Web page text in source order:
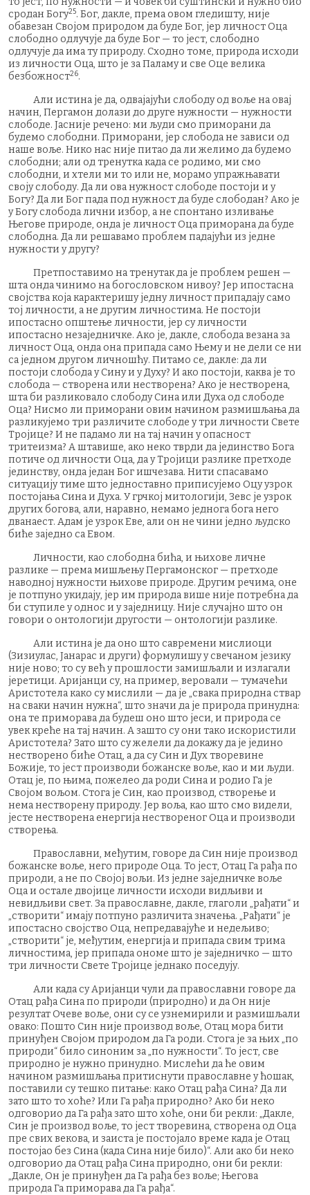
сродан Богу25. Бог, дакле, према овом гледишту, није
обавезан Својом природом да буде Бог, јер личност Оца
слободно одлучује да буде Бог — то јест, слободно
одлучује да има ту природу. Сходно томе, природа исходи
из личности Оца, што је за Паламу и све Оце велика
безбожност26.
Али истина је да, одвајајући слободу од воље на овај
начин, Пергамон долази до друге нужности — нужности
слободе. Јасније речено: ми људи смо приморани да
будемо слободни. Приморани, јер слобода не зависи од
наше воље. Нико нас није питао да ли желимо да будемо
слободни; али од тренутка када се родимо, ми смо
слободни, и хтели ми то или не, морамо упражњавати
своју слободу. Да ли ова нужност слободе постоји и у
Богу? Да ли Бог пада под нужност да буде слободан? Ако је
у Богу слобода лични избор, а не спонтано изливање
Његове природе, онда је личност Оца приморана да буде
слободна. Да ли решавамо проблем падајући из једне
нужности у другу?
Претпоставимо на тренутак да је проблем решен —
шта онда чинимо на богословском нивоу? Јер ипостасна
својства која карактеришу једну личност припадају само
тој личности, а не другим личностима. Не постоји
ипостасно општење личности, јер су личности
ипостасно незаједничке. Ако је, дакле, слобода везана за
личност Оца, онда она припада само Њему и не дели се ни
са једном другом личношћу. Питамо се, дакле: да ли
постоји слобода у Сину и у Духу? И ако постоји, каква је то
слобода — створена или нестворена? Ако је нестворена,
шта би разликовало слободу Сина или Духа од слободе
Оца? Нисмо ли приморани овим начином размишљања да
разликујемо три различите слободе у три личности Свете
Тројице? И не падамо ли на тај начин у опасност
тритеизма? А штавише, ако неко тврди да јединство Бога
потиче од личности Оца, да у Тројици разлике претходе
јединству, онда један Бог ишчезава. Нити спасавамо
ситуацију тиме што једноставно приписујемо Оцу узрок
постојања Сина и Духа. У грчкој митологији, Зевс је узрок
других богова, али, наравно, немамо једнога бога него
дванаест. Адам је узрок Еве, али он не чини једно људско
биће заједно са Евом.
Личности, као слободна бића, и њихове личне
разлике — према мишљењу Пергамонског — претходе
наводној нужности њихове природе. Другим речима, оне
је потпуно укидају, јер им природа више није потребна да
би ступиле у однос и у заједницу. Није случајно што он
говори о онтологији другости — онтологији разлике.
Али истина је да оно што савремени мислиоци
(Зизиулас, Јанарас и други) формулишу у свечаном језику
није ново; то су већ у прошлости замишљали и излагали
јеретици. Аријанци су, на пример, веровали — тумачећи
Аристотела како су мислили — да је „свака природна ствар
на сваки начин нужна“, што значи да је природа принудна:
она те приморава да будеш оно што јеси, и природа се
увек креће на тај начин. А зашто су они тако искористили
Аристотела? Зато што су желели да докажу да је једино
нестворено биће Отац, а да су Син и Дух творевине
Божије, то јест производи божанске воље, као и ми људи.
Отац је, по њима, пожелео да роди Сина и родио Га је
Својом вољом. Стога је Син, као производ, створење и
нема нестворену природу. Јер воља, као што смо видели,
јесте нестворена енергија нествореног Оца и производи
створења.
Православни, међутим, говоре да Син није производ
божанске воље, него природе Оца. То јест, Отац Га рађа по
природи, а не по Својој вољи. Из једне заједничке воље
Оца и остале двојице личности исходи видљиви и
невидљиви свет. За православне, дакле, глаголи „рађати“ и
„створити“ имају потпуно различита значења. „Рађати“ је
ипостасно својство Оца, непредавајуће и недељиво;
„створити“ је, међутим, енергија и припада свим трима
личностима, јер припада ономе што је заједничко — што
три личности Свете Тројице једнако поседују.
Али када су Аријанци чули да православни говоре да
Отац рађа Сина по природи (природно) и да Он није
резултат Очеве воље, они су се узнемирили и размишљали
овако: Пошто Син није производ воље, Отац мора бити
принуђен Својом природом да Га роди. Стога је за њих „по
природи“ било синоним за „по нужности“. То јест, све
природно је нужно принудно. Мислећи да ће овим
начином размишљања притиснути православне у ћошак,
поставили су тешко питање: како Отац рађа Сина? Да ли
зато што то хоће? Или Га рађа природно? Ако би неко
одговорио да Га рађа зато што хоће, они би рекли: „Дакле,
Син је производ воље, то јест творевина, створена од Оца
пре свих векова, и заиста је постојало време када је Отац
постојао без Сина (када Сина није било)“. Али ако би неко
одговорио да Отац рађа Сина природно, они би рекли:
„Дакле, Он је принуђен да Га рађа без воље; Његова
природа Га приморава да Га рађа“.